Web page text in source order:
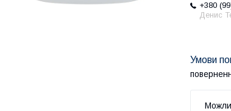
+380
Денис